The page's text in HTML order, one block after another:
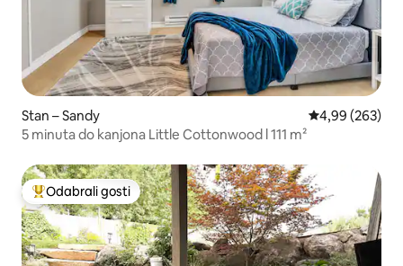
Stan – Sandy Prosječna
4,99 (263)
5 minuta do kanjona Little Cottonwood l 111 m²
Među najviše rangiranima s oznakom „Odabrali gosti”
Odabrali gosti